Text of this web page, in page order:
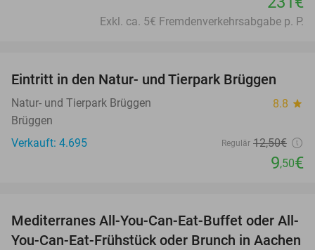
Exkl. ca. 5€ Fremdenverkehrsabgabe p. P.
24%
Eintritt in den Natur- und Tierpark Brüggen
Natur- und Tierpark Brüggen 8.8 star
Brüggen
Verkauft: 4.695
Regulär 12,50€
9,50€
23%
Mediterranes All-You-Can-Eat-Buffet oder All-
You-Can-Eat-Frühstück oder Brunch in Aachen